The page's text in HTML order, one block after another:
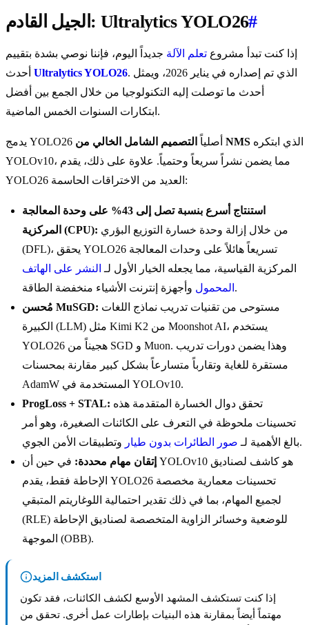
الجيل القادم: Ultralytics YOLO26#
إذا كنت تبدأ مشروع تعلم الآلة جديداً اليوم، فإننا نوصي بشدة بتقييم
Ultralytics YOLO26. الذي تم إصداره في يناير 2026، ويمثل
أحدث ما توصلت إليه التكنولوجيا من خلال الجمع بين أفضل
ابتكارات السنوات الخمس الماضية.
يدمج YOLO26 أصلياً التصميم الشامل الخالي من NMS
YOLOv10، مما يضمن نشراً سريعاً وحتمياً. علاوة على ذلك، يقدم
YOLO26 العديد من الاختراقات الحاسمة:
استنتاج أسرع بنسبة تصل إلى 43% على وحدة المعالجة
المركزية (CPU):
(DFL)، يحقق YOLO26 تسريعاً هائلاً على وحدات المعالجة
المركزية القياسية، مما يجعله الخيار الأول لـ النشر على الهاتف
المحمول وأجهزة إنترنت الأشياء منخفضة الطاقة.
مُحسن MuSGD:
الكبيرة (LLM) مثل Kimi K2 من Moonshot AI، يستخدم
YOLO26 هجيناً من SGD و Muon. وهذا يضمن دورات تدريب
مستقرة للغاية وتقارباً متسارعاً بشكل كبير مقارنة بمحسنات
AdamW المستخدمة في YOLOv10.
ProgLoss + STAL:
تحسينات ملحوظة في التعرف على الكائنات الصغيرة، وهو أمر
بالغ الأهمية لـ صور الطائرات بدون طيار
وتطبيقات الأمن الجوي.
إتقان مهام محددة: في حين أن YOLOv10 هو كاشف لصناديق
الإحاطة فقط، يقدم YOLO26 تحسينات معمارية مخصصة
لجميع المهام، بما في ذلك تقدير احتمالية اللوغاريتم المتبقي
(RLE) للوضعية وخسائر الزاوية المتخصصة لصناديق الإحاطة
الموجهة (OBB).
استكشف المزيد
إذا كنت تستكشف المشهد الأوسع لكشف الكائنات، فقد تكون
مهتماً أيضاً بمقارنة هذه البنيات بإطارات عمل أخرى. تحقق من